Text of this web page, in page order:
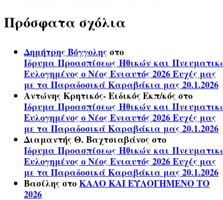
Πρόσφατα σχόλια
Δημήτρης Βόγγοληςστο
Ίδρυμα Προασπίσεως Ηθικών και
Ευλογημένος ο Νέος Ενιαυτός 2026 Ευχές μας
με τα Παραδοσικά Καραβάκια μας 20.1.2026
Αντώνης Κρητικός- Ειδικός Εκπ/κόςστο
Ίδρυμα Προασπίσεως Ηθικών και
Ευλογημένος ο Νέος Ενιαυτός 2026 Ευχές μας
με τα Παραδοσικά Καραβάκια μας 20.1.2026
Διαμαντής Θ. Βαχτσιαβάνοςστο
Ίδρυμα Προασπίσεως Ηθικών και
Ευλογημένος ο Νέος Ενιαυτός 2026 Ευχές μας
με τα Παραδοσικά Καραβάκια μας 20.1.2026
ΒασίληςστοΚΑΛΟ ΚΑΙ ΕΥΛΟΓΗΜΕΝΟ ΤΟ
2026